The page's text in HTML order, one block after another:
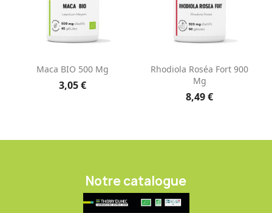
Maca BIO 500 Mg
3,05 €
Rhodiola Roséa Fort 900
Mg
8,49 €
Notre catalogue